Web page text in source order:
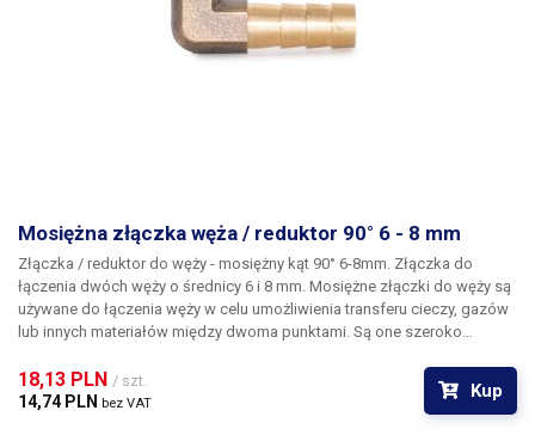
Mosiężna złączka węża / reduktor 90° 6 - 8 mm
Złączka / reduktor do węży - mosiężny kąt 90° 6-8mm. Złączka do
łączenia dwóch węży o średnicy 6 i 8 mm. Mosiężne złączki do węży są
używane do łączenia węży w celu umożliwienia transferu cieczy, gazów
lub innych materiałów między dwoma punktami. Są one szeroko
budownictwo, rolnictwo i hydraulika. Głównymi zaletami złączy
mosiężnych są ich odporność na korozję, wysoka wytrzymałość i długa
18,13 PLN / szt.
14,74 PLN bez VAT
Kup